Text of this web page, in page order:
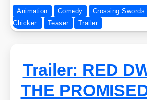
Animation Comedy Crossing Swords
Chicken
Teaser Trailer
Trailer: RED
THE